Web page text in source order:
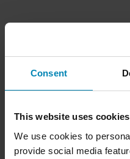
Consent
This website uses cookies
We use cookies to
provide social media